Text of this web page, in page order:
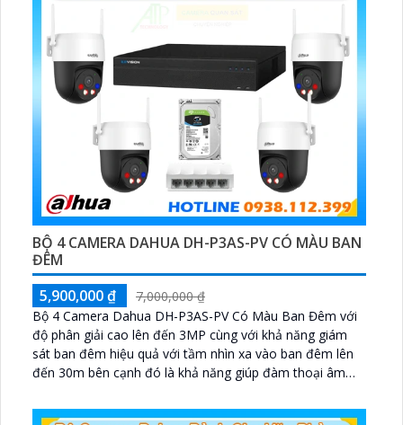
BỘ 4 CAMERA DAHUA DH-P3AS-PV CÓ MÀU BAN
ĐÊM
5,900,000 ₫
7,000,000 ₫
Bộ 4 Camera Dahua DH-P3AS-PV Có Màu Ban Đêm với
độ phân giải cao lên đến 3MP cùng với khả năng giám
sát ban đêm hiệu quả với tầm nhìn xa vào ban đêm lên
đến 30m bên cạnh đó là khả năng giúp đàm thoại âm
hiện xâm nhập